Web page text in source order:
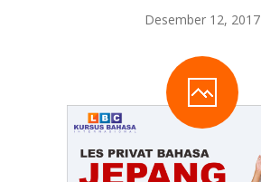
Desember 12, 2017